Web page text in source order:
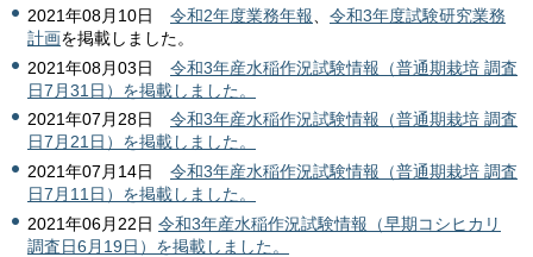
2021年08月10日 令和2年度業務年報
令和3年度試験研究業務
計画を掲載しました。
2021年08月03日 令和3年産水稲作況試験情報（普通期栽培 調査
日7月31日）を掲載しました。
2021年07月28日 令和3年産水稲作況試験情報（普通期栽培 調査
日7月21日）を掲載しました。
2021年07月14日 令和3年産水稲作況試験情報（普通期栽培 調査
日7月11日）を掲載しました。
2021年06月22日 令和3年産水稲作況試験情報（早期コシヒカリ
調査日6月19日）を掲載しました。